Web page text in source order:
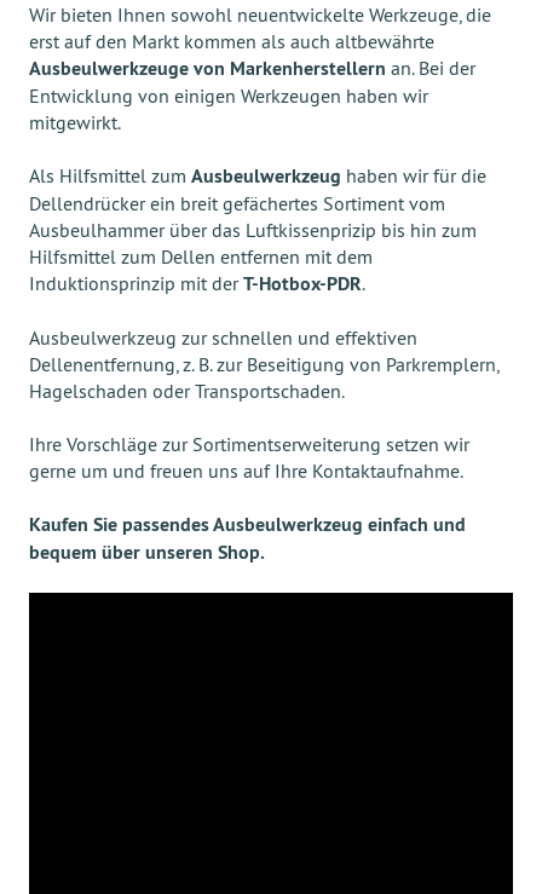
Wir bieten Ihnen sowohl neuentwickelte Werkzeuge, die
erst auf den Markt kommen als auch altbewährte
Ausbeulwerkzeuge von Markenherstellern an. Bei der
Entwicklung von einigen Werkzeugen haben wir
mitgewirkt.
Als Hilfsmittel zum Ausbeulwerkzeug haben wir für die
Dellendrücker ein breit gefächertes Sortiment vom
Ausbeulhammer über das Luftkissenprizip bis hin zum
Hilfsmittel zum Dellen entfernen mit dem
Induktionsprinzip mit derT-Hotbox-PDR.
Ausbeulwerkzeug zur schnellen und effektiven
Dellenentfernung, z. B. zur Beseitigung von Parkremplern,
Hagelschaden oder Transportschaden.
Ihre Vorschläge zur Sortimentserweiterung setzen wir
gerne um und freuen uns auf Ihre Kontaktaufnahme.
Kaufen Sie passendes Ausbeulwerkzeug einfach und
bequem über unseren Shop.